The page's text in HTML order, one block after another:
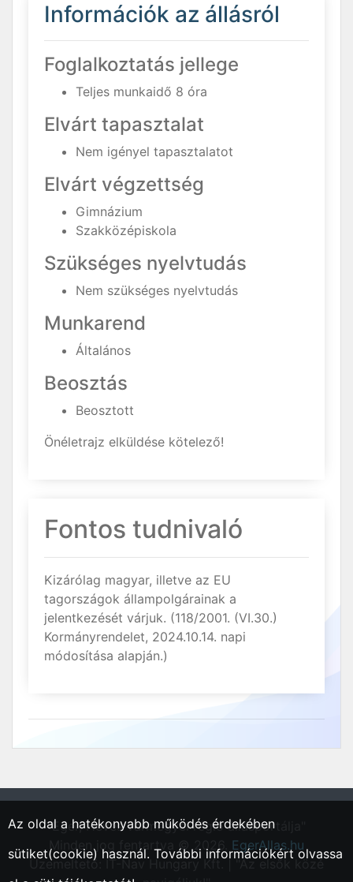
Információk az állásról
Foglalkoztatás jellege
Teljes munkaidő 8 óra
Elvárt tapasztalat
Nem igényel tapasztalatot
Elvárt végzettség
Gimnázium
Szakközépiskola
Szükséges nyelvtudás
Nem szükséges nyelvtudás
Munkarend
Általános
Beosztás
Beosztott
Önéletrajz elküldése kötelező!
Fontos tudnivaló
Kizárólag magyar, illetve az EU
tagországok állampolgárainak a
jelentkezését várjuk. (118/2001. (VI.30.)
Kormányrendelet, 2024.10.14. napi
módosítása alapján.)
"Eger, Heves vármegyei régió állásportálja"
Minden jog fentartva © 2026. EgerAllas.hu
Üzemeltető: IT-Nav Hungary Kft. | "Az elsők közé
Az oldal a hatékonyabb működés érdekében
sütiket(cookie) használ. További információkért olvassa